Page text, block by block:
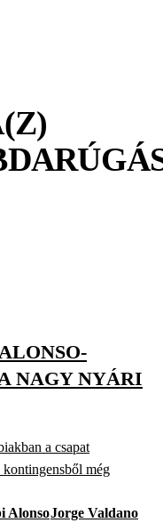
NAGY NYÁRI
a csapat
kontingensből még
AlonsoJorge Valdano